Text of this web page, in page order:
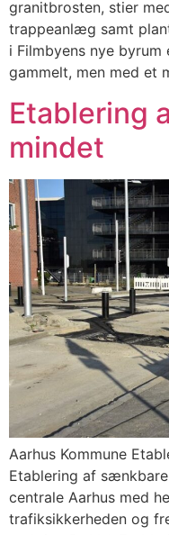
granitbrosten, stier
trappeanlæg samt
i Filmbyens nye
gammelt, men med et
Etablering
mindet
Aarhus Kommune
Etablering af
centrale Aarhus med
trafiksikkerheden og